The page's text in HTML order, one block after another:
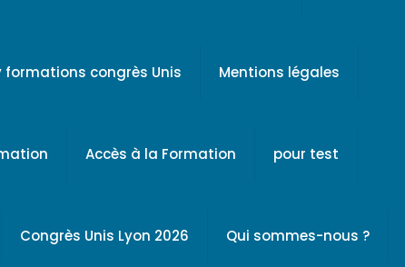
formations congrès Unis Mentions légales
Accès à la Formation pour test
Congrès Unis Lyon 2026 Qui sommes-nous ?